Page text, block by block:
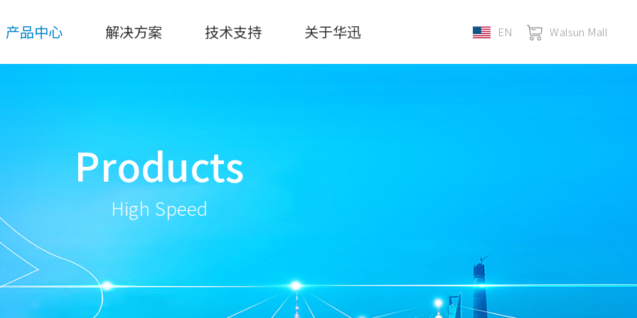
产品中心 解决方案 技术支持 关于华迅 EN Walsun Mall
Products
High Speed